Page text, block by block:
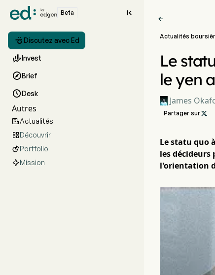
Beta 
 Discutez avec Ed
Invest
Brief
Desk
Autres
Actualités
Découvrir
Portfolio
Mission

Actualités
Le
le yen
James
Partager sur
Le statu quo
les
l'orientation